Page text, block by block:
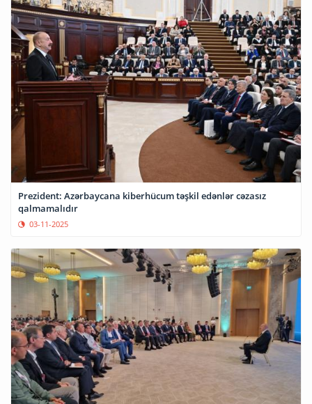
Prezident: Azərbaycana kiberhücum təşkil edənlər cəzasız
qalmamalıdır
03-11-2025